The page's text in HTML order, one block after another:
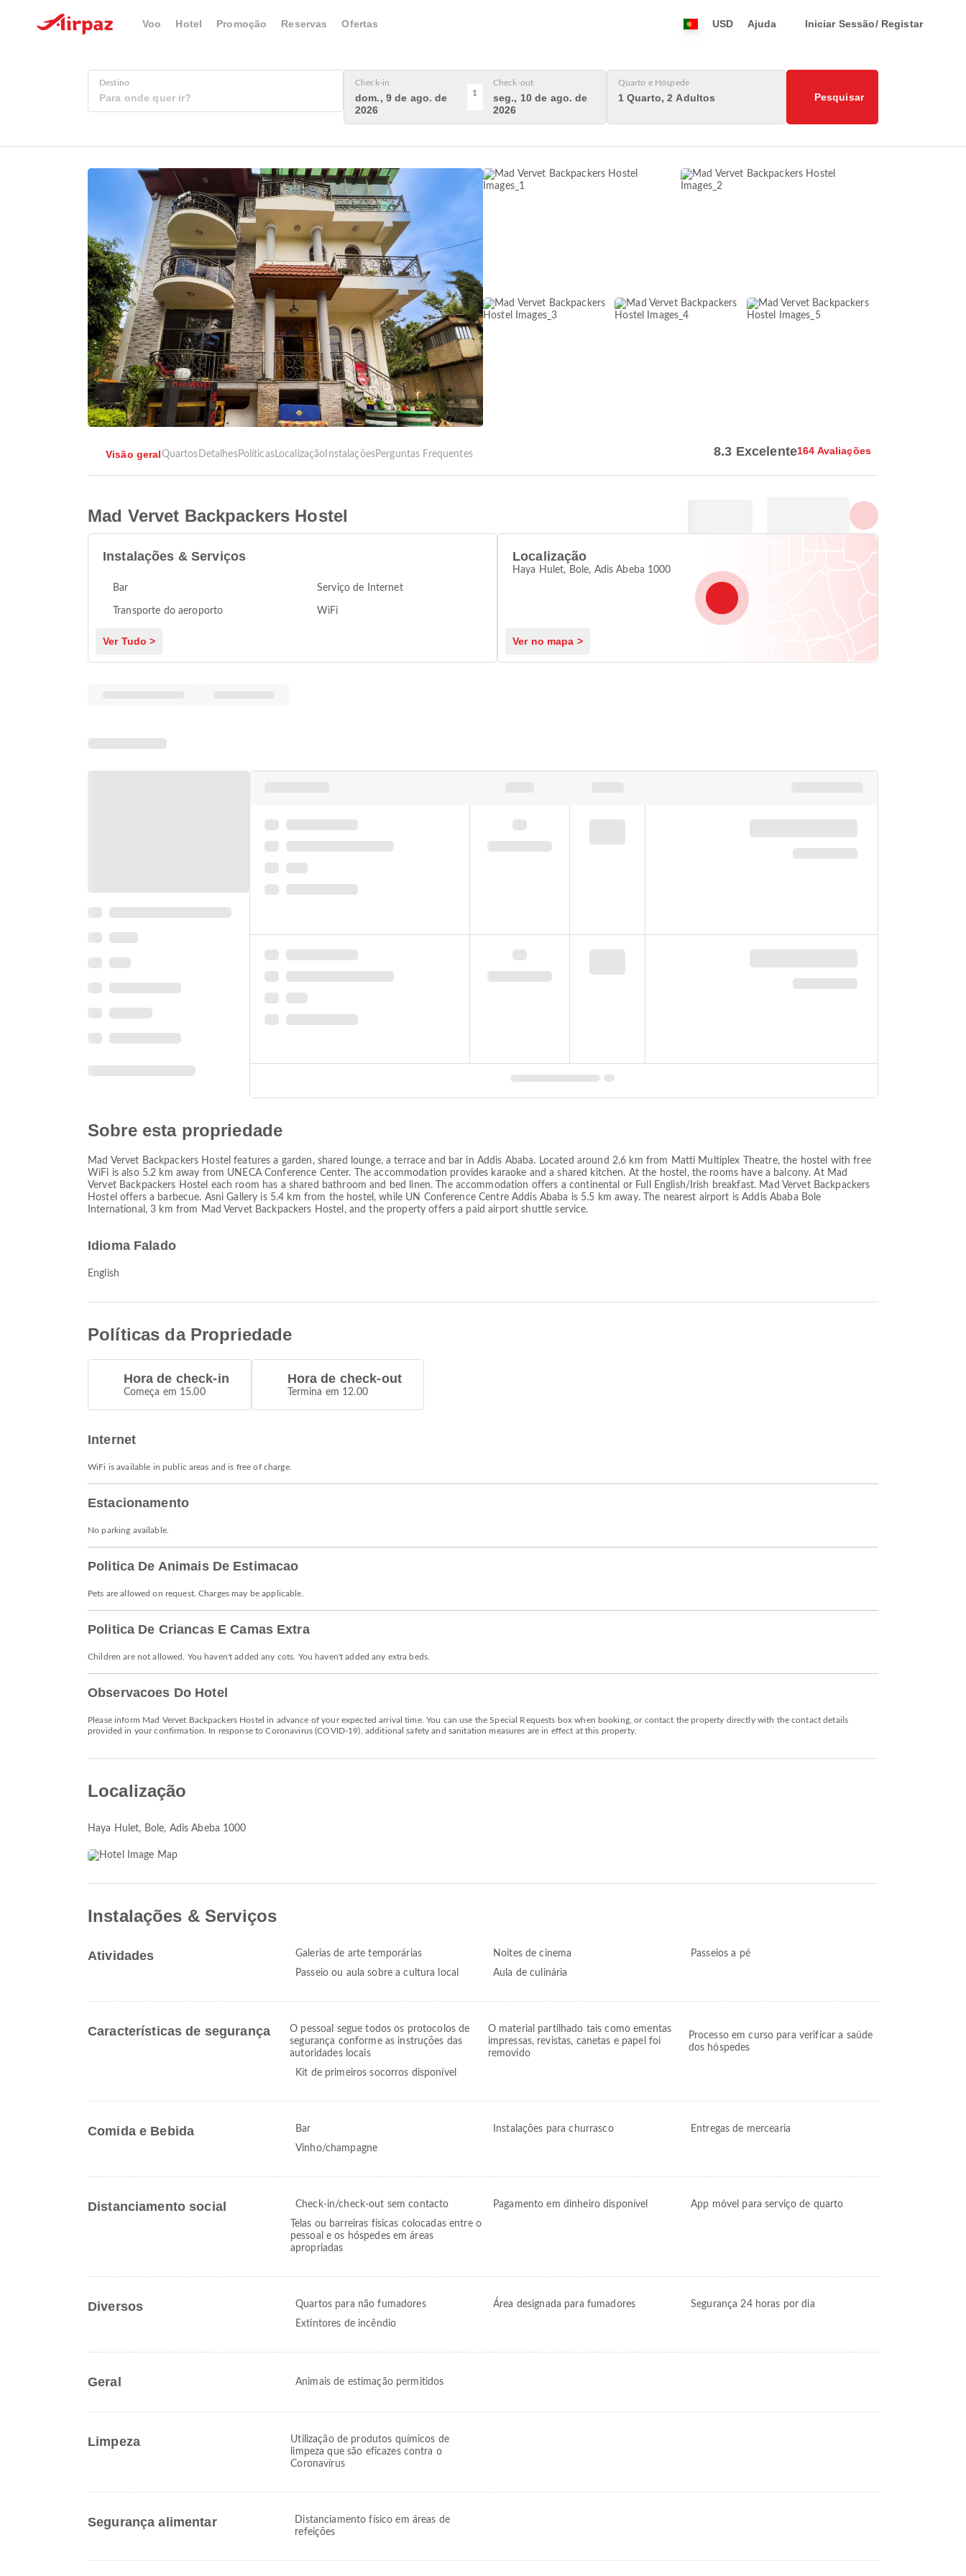
Voo Hotel Promoção Reservas Ofertas USD Ajuda Iniciar Sessão/ Registar
Destino Check-in
dom., 9 de ago. de
2026
1
Check-out
seg., 10 de ago. de
2026
Quarto e Hóspede
1 Quarto, 2 Adultos Pesquisar
Visão geralQuartos DetalhesPolíticasLocalização InstalaçõesPerguntas Frequentes 8.3 Excelente164 Avaliações
Mad Vervet Backpackers Hostel
Instalações & Serviços
Bar Serviço de Internet
Transporte do aeroporto WiFi
Ver Tudo >
Localização
Haya Hulet, Bole, Adis Abeba 1000
Ver no mapa >
Sobre esta propriedade
Mad Vervet Backpackers Hostel features a garden, shared lounge, a terrace and bar in Addis Ababa. Located around 2.6 km from Matti Multiplex Theatre, the hostel with free
WiFi is also 5.2 km away from UNECA Conference Center. The accommodation provides karaoke and a shared kitchen. At the hostel, the rooms have a balcony. At Mad
Vervet Backpackers Hostel each room has a shared bathroom and bed linen. The accommodation offers a continental or Full English/Irish breakfast. Mad Vervet Backpackers
Hostel offers a barbecue. Asni Gallery is 5.4 km from the hostel, while UN Conference Centre Addis Ababa is 5.5 km away. The nearest airport is Addis Ababa Bole
International, 3 km from Mad Vervet Backpackers Hostel, and the property offers a paid airport shuttle service.
Idioma Falado
English
Políticas da Propriedade
Hora de check-in
Começa em 15.00
Hora de check-out
Termina em 12.00
Internet
WiFi is available in public areas and is free of charge.
Estacionamento
No parking available.
Politica De Animais De Estimacao
Pets are allowed on request. Charges may be applicable.
Politica De Criancas E Camas Extra
Children are not allowed. You haven't added any cots. You haven't added any extra beds.
Observacoes Do Hotel
Please inform Mad Vervet Backpackers Hostel in advance of your expected arrival time. You can use the Special Requests box when booking, or contact the property directly with the contact details
provided in your confirmation. In response to Coronavirus (COVID-19), additional safety and sanitation measures are in effect at this property.
Localização
Haya Hulet, Bole, Adis Abeba 1000
Instalações & Serviços
Atividades Galerias de arte temporárias Noites de cinema
Passeios a pé
Passeio ou aula sobre a cultura local
Aula de culinária
Características de segurança
O pessoal segue todos os protocolos de
segurança conforme as instruções das
autoridades locais
O material partilhado tais como ementas
impressas, revistas, canetas e papel foi
removido
Processo em curso para verificar a saúde
dos hóspedes
Kit de primeiros socorros disponível
Comida e Bebida Bar Instalações para churrasco
Entregas de mercearia
Vinho/champagne
Distanciamento social Check-in/check-out sem contacto Pagamento em dinheiro disponível
App móvel para serviço de quarto
Telas ou barreiras físicas colocadas entre o
pessoal e os hóspedes em áreas
apropriadas
Diversos Quartos para não fumadores Área designada para fumadores
Segurança 24 horas por dia
Extintores de incêndio
Geral Animais de estimação permitidos
Limpeza
Utilização de produtos químicos de
limpeza que são eficazes contra o
Coronavírus
Segurança alimentar
Distanciamento físico em áreas de
refeições